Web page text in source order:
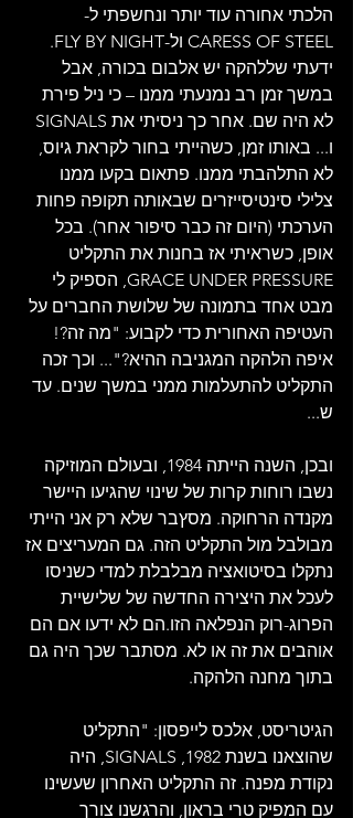
הלכתי אחורה עוד יותר ונחשפתי ל-
CARESS OF STEEL ול-FLY BY NIGHT.
ידעתי שללהקה יש אלבום בכורה, אבל
במשך זמן רב נמנעתי ממנו – כי ניל פירת
ו... באותו זמן, כשהייתי בחור לקראת גיוס,
לא התלהבתי ממנו. פתאום בקעו ממנו
צלילי סינטיסייזרים שבאותה תקופה פחות
הערכתי (היום זה כבר סיפור אחר). בכל
אופן, כשראיתי אז בחנות את התקליט
GRACE UNDER PRESSURE, הספיק לי
מבט אחד בתמונה של שלושת החברים על
העטיפה האחורית כדי לקבוע: "מה זה?!
איפה הלהקה המגניבה ההיא?"... וכך זכה
התקליט להתעלמות ממני במשך שנים. עד
ש...
ובכן, השנה הייתה 1984, ובעולם המוזיקה
נשבו רוחות קרות של שינוי שהגיעו היישר
מקנדה הרחוקה. מסץבר שלא רק אני הייתי
מבולבל מול התקליט הזה. גם המעריצים אז
נתקלו בסיטואציה מבלבלת למדי כשניסו
לעכל את היצירה החדשה של שלישיית
הפרוג-רוק הנפלאה הזו.הם לא ידעו אם הם
אוהבים את זה או לא. מסתבר שכך היה גם
בתוך מחנה הלהקה.
הגיטריסט, אלכס לייפסון: "התקליט
שהוצאנו בשנת 1982, SIGNALS, היה
נקודת מפנה. זה התקליט האחרון שעשינו
עם המפיק טרי בראון, והרגשנו צורך